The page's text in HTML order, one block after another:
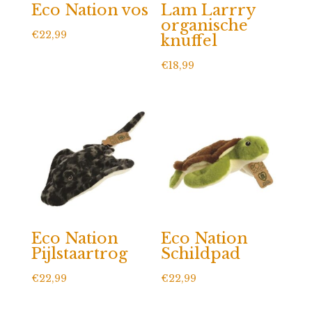
Eco Nation vos
€22,99
Lam Larrry
organische
knuffel
€18,99
Eco Nation
Pijlstaartrog
€22,99
Eco Nation
Schildpad
€22,99